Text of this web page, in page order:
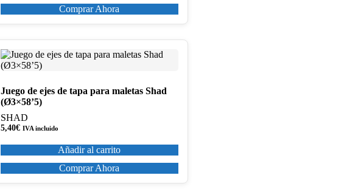
Comprar Ahora
Juego de ejes de tapa para maletas Shad
(Ø3×58’5)
SHAD
5,40€ IVA incluido
Añadir al carrito
Comprar Ahora